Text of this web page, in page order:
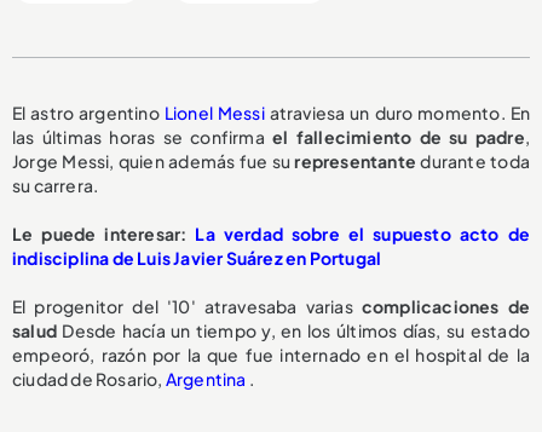
El astro argentino Lionel Messiatraviesa un duro momento. En
las últimas horas se confirmael fallecimiento de su padre,
Jorge Messi, quien además fue surepresentantedurante toda
su carrera.
Le puede interesar: La verdad sobre el supuesto acto de
indisciplina de Luis Javier Suárez en Portugal
El progenitor del '10' atravesaba varias complicaciones de
salud Desde hacía un tiempo y, en los últimos días, su estado
empeoró, razón por la que fue internado en el hospital de la
ciudad de Rosario, Argentina .